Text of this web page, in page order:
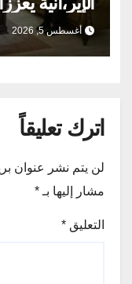
والثقافي.
أغسطس 5, 2026
اترك تعليقاً
لن يتم نشر عنوان
مشار إليها بـ *
التعليق *